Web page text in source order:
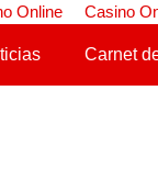
Online Casino
Carnet